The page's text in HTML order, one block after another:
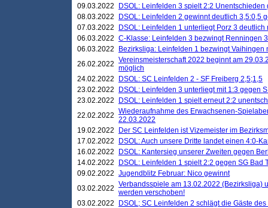
09.03.2022
DSOL: Leinfelden 3 spielt 2:2 Unentschieden
08.03.2022
DSOL: Leinfelden 2 gewinnt deutlich 3,5:0,5
07.03.2022
DSOL: Leinfelden 1 unterliegt Porz 3 deutlich
06.03.2022 C-Klasse: Leinfelden 3 bezwingt Renningen
06.03.2022
Bezirksliga: Leinfelden 1 bezwingt Vaihingen
26.02.2022 Vereinsmeisterschaft 2022 beginnt am
möglich
24.02.2022
DSOL: SC Leinfelden 2 - SF Freiberg 2,5;1,5
23.02.2022
DSOL: Leinfelden 3 unterliegt mit 1:3 gegen
23.02.2022
DSOL: Leinfelden 1 spielt erneut 2:2
22.02.2022 Wiederaufnahme des Erwachsenen-
22.03.2022
19.02.2022
Der SC Leinfelden ist Vizemeister im
17.02.2022
DSOL: Auch unsere Dritte landet einen 4:0-
16.02.2022
DSOL: Kantersieg unserer Zweiten gegen
14.02.2022
DSOL: Leinfelden 1 spielt 2:2 gegen SG Bad
09.02.2022 Jugendblitz Februar: Nico gewinnt
03.02.2022 Verbandsspiele am 13.02.2022 (Bezirksliga)
werden verschoben!
03.02.2022
DSOL; SC Leinfelden 2 schlägt die Gäste